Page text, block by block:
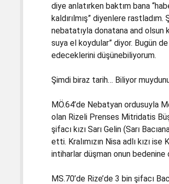
diye anlatırken baktım bana
kaldırılmış” diyenlere rastladım.
nebatatıyla donatana and olsun
suya el koydular” diyor. Bugün
edeceklerini düşünebiliyorum.
Şimdi biraz tarih… Biliyor
MÖ.64’de Nebatyan ordusuyla
olan Rizeli Prenses Mitridatis
şifacı kızı Sarı Gelin (Sarı
etti. Kralımızın Nisa adlı kızı ise
intiharlar düşman onun bedenine
MS.70’de Rize’de 3 bin şifacı